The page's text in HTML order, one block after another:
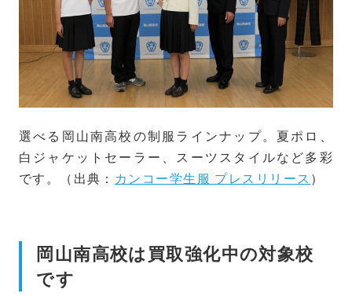
選べる岡山南高校の制服ラインナップ。夏ポロ、
白ジャケットセーラー、スーツスタイルなど多彩
です。（出典： カンコー学生服 プレスリリース ）
岡山南高校は買取強化中の対象校
です